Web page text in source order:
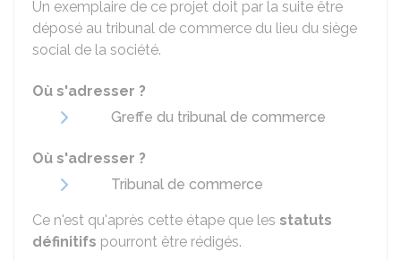
Un exemplaire de ce projet doit par la suite être
déposé au tribunal de commerce du lieu du siège
social de la société.
Où s'adresser ?
Greffe du tribunal de commerce
Où s'adresser ?
Tribunal de commerce
Ce n'est qu'après cette étape que les statuts
définitifs pourront être rédigés.